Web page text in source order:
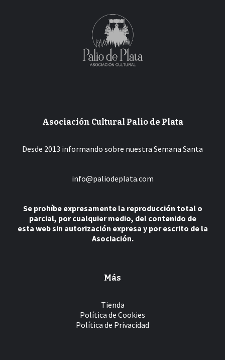
Asociación Cultural Palio de Plata
Desde 2013 informando sobre nuestra Semana Santa
info@paliodeplata.com
Se prohíbe expresamente la reproducción total o
parcial, por cualquier medio, del contenido de
esta web sin autorización expresa y por escrito de la
Asociación.
Más
Tienda
Política de Cookies
Política de Privacidad